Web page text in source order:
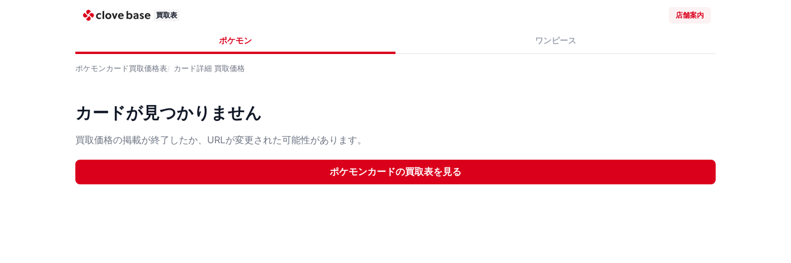
買取表 店舗案内
ポケモン ワンピース
ポケモンカード買取価格表 カード詳細 買取価格
カードが見つかりません
買取価格の掲載が終了したか、URLが変更された可能性があります。
ポケモンカードの買取表を見る